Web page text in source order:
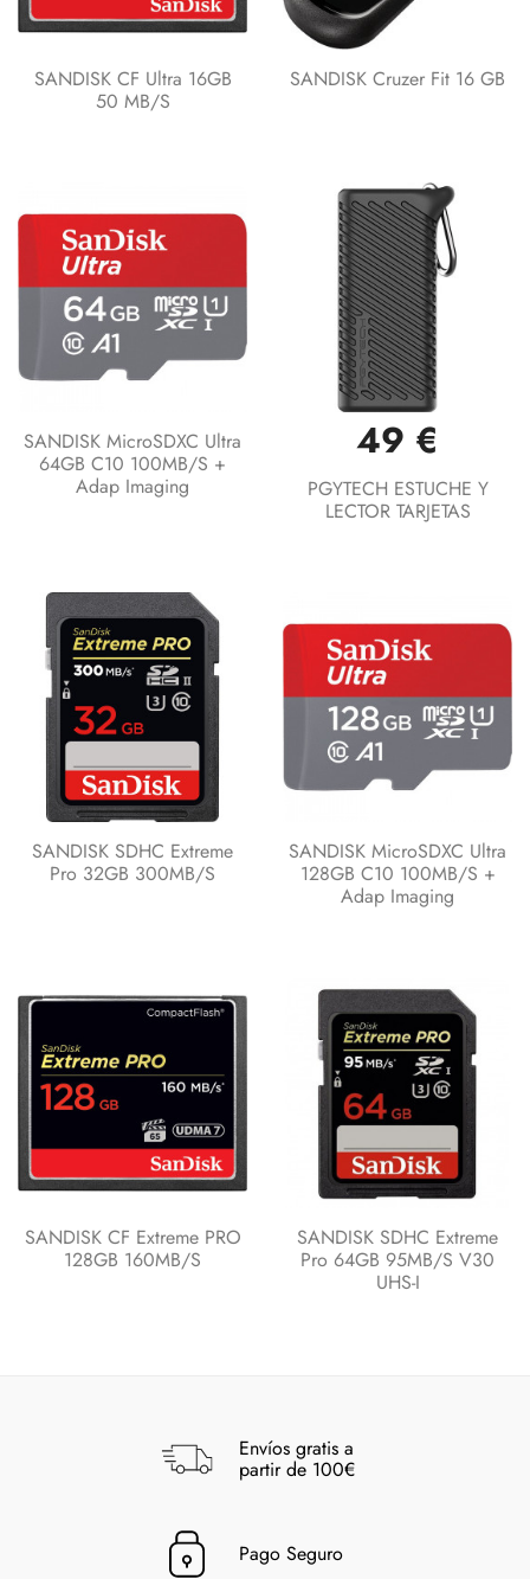
SANDISK CF Ultra 16GB
50 MB/s
SANDISK Cruzer Fit 16 GB
SANDISK MicroSDXC Ultra
64GB C10 100MB/s +
Adap Imaging
49 €
PGYTECH ESTUCHE Y
LECTOR TARJETAS
SANDISK SDHC Extreme
Pro 32GB 300MB/s
SANDISK MicroSDXC Ultra
128GB C10 100MB/s +
Adap Imaging
SANDISK CF Extreme PRO
128GB 160MB/s
SANDISK SDHC Extreme
Pro 64GB 95MB/s V30
UHS-I
Envíos gratis a
partir de 100€
Pago Seguro